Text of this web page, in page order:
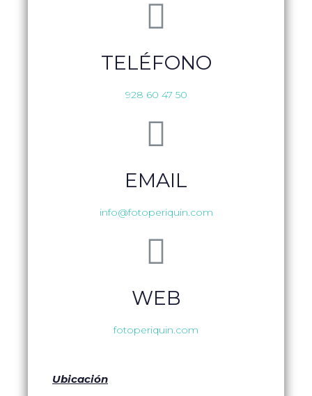
TELÉFONO
928 60 47 50
EMAIL
info@fotoperiquin.com
WEB
fotoperiquin.com
Ubicación